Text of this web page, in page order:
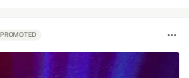
PROMOTED